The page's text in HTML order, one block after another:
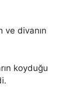
ve divanın
koyduğu